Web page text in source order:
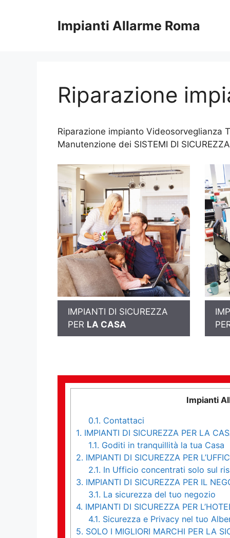
Impianti Allarme Roma
Riparazione
Riparazione impianto Videosorveglianza
Manutenzione dei SISTEMI DI
IMPIANTI DI SICUREZZA
PER LA CASA
Impianti
0.1. Contattaci
1. IMPIANTI DI SICUREZZA PER LA
1.1. Goditi in tranquillità la tua Casa
2. IMPIANTI DI SICUREZZA PER
2.1. In Ufficio concentrati solo sul
3. IMPIANTI DI SICUREZZA PER IL
3.1. La sicurezza del tuo negozio
4. IMPIANTI DI SICUREZZA PER
4.1. Sicurezza e Privacy nel tuo
5. SOLO I MIGLIORI MARCHI PER LA